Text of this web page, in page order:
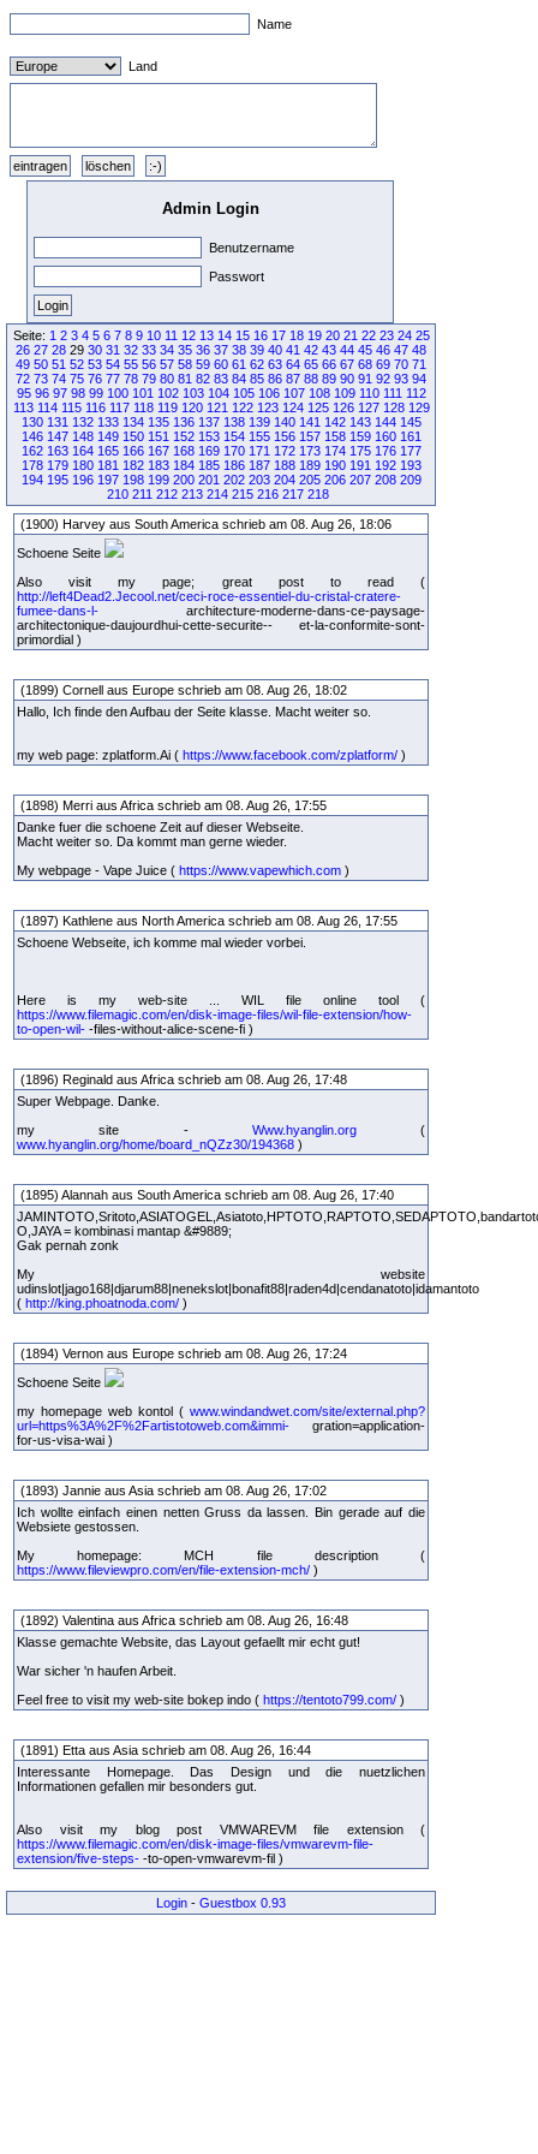
Name
Land
Admin Login
Benutzername
Passwort
Seite: 1 2 3 4 5 6 7 8 9 10 11 12 13 14 15 16 17 18 19 20 21 22 23 24 25
26 27 28 29 30 31 32 33 34 35 36 37 38 39 40 41 42 43 44 45 46 47 48
49 50 51 52 53 54 55 56 57 58 59 60 61 62 63 64 65 66 67 68 69 70 71
72 73 74 75 76 77 78 79 80 81 82 83 84 85 86 87 88 89 90 91 92 93 94
95 96 97 98 99 100 101 102 103 104 105 106 107 108 109 110 111 112
113 114 115 116 117 118 119 120 121 122 123 124 125 126 127 128 129
130 131 132 133 134 135 136 137 138 139 140 141 142 143 144 145
146 147 148 149 150 151 152 153 154 155 156 157 158 159 160 161
162 163 164 165 166 167 168 169 170 171 172 173 174 175 176 177
178 179 180 181 182 183 184 185 186 187 188 189 190 191 192 193
194 195 196 197 198 199 200 201 202 203 204 205 206 207 208 209
210 211 212 213 214 215 216 217 218
(1900) Harvey aus South America schrieb am 08. Aug 26, 18:06
Schoene Seite
Also visit my page; great post to read (
http://left4Dead2.Jecool.net/ceci-roce-essentiel-du-cristal-cratere-
fumee-dans-l- architecture-moderne-dans-ce-paysage-
architectonique-daujourdhui-cette-securite-- et-la-conformite-sont-
primordial )
(1899) Cornell aus Europe schrieb am 08. Aug 26, 18:02
Hallo, Ich finde den Aufbau der Seite klasse. Macht weiter so.
my web page: zplatform.Ai ( https://www.facebook.com/zplatform/ )
(1898) Merri aus Africa schrieb am 08. Aug 26, 17:55
Danke fuer die schoene Zeit auf dieser Webseite.
Macht weiter so. Da kommt man gerne wieder.
My webpage - Vape Juice ( https://www.vapewhich.com )
(1897) Kathlene aus North America schrieb am 08. Aug 26, 17:55
Schoene Webseite, ich komme mal wieder vorbei.
Here is my web-site ... WIL file online tool (
https://www.filemagic.com/en/disk-image-files/wil-file-extension/how-
to-open-wil- -files-without-alice-scene-fi )
(1896) Reginald aus Africa schrieb am 08. Aug 26, 17:48
Super Webpage. Danke.
my site - Www.hyanglin.org(
www.hyanglin.org/home/board_nQZz30/194368 )
(1895) Alannah aus South America schrieb am 08. Aug 26, 17:40
O,JAYA = kombinasi mantap &#9889;
Gak pernah zonk
My website
udinslot|jago168|djarum88|nenekslot|bonafit88|raden4d|cendanatoto|idamantoto
( http://king.phoatnoda.com/ )
(1894) Vernon aus Europe schrieb am 08. Aug 26, 17:24
Schoene Seite
my homepage web kontol ( www.windandwet.com/site/external.php?
url=https%3A%2F%2Fartistotoweb.com&immi- gration=application-
for-us-visa-wai )
(1893) Jannie aus Asia schrieb am 08. Aug 26, 17:02
Ich wollte einfach einen netten Gruss da lassen. Bin gerade auf die
Websiete gestossen.
My homepage: MCH file description (
https://www.fileviewpro.com/en/file-extension-mch/ )
(1892) Valentina aus Africa schrieb am 08. Aug 26, 16:48
Klasse gemachte Website, das Layout gefaellt mir echt gut!
War sicher 'n haufen Arbeit.
Feel free to visit my web-site bokep indo ( https://tentoto799.com/ )
(1891) Etta aus Asia schrieb am 08. Aug 26, 16:44
Interessante Homepage. Das Design und die nuetzlichen
Informationen gefallen mir besonders gut.
Also visit my blog post VMWAREVM file extension (
https://www.filemagic.com/en/disk-image-files/vmwarevm-file-
extension/five-steps- -to-open-vmwarevm-fil )
Login - Guestbox 0.93